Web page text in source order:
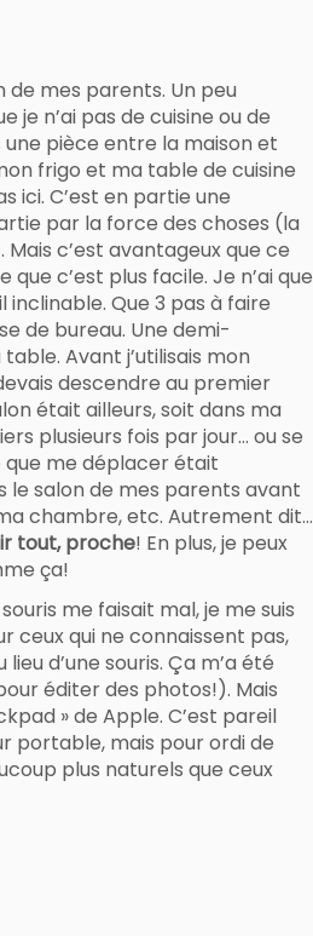
de mes parents. Un peu
je n’ai pas de cuisine ou de
une pièce entre la maison et
frigo et ma table de cuisine
ici. C’est en partie une
par la force des choses (la
c’est avantageux que ce
c’est plus facile. Je n’ai que
Que 3 pas à faire
de bureau. Une demi-
Avant j’utilisais mon
descendre au premier
était ailleurs, soit dans ma
plusieurs fois par jour… ou se
me déplacer était
le salon de mes parents avant
chambre, etc. Autrement dit…
tout, proche! En plus, je peux
ça!
me faisait mal, je me suis
ceux qui ne connaissent pas,
d’une souris. Ça m’a été
éditer des photos!). Mais
» de Apple. C’est pareil
portable, mais pour ordi de
plus naturels que ceux